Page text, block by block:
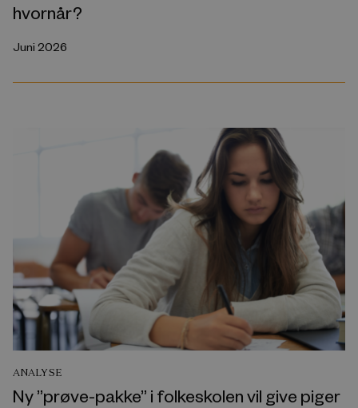
hvornår?
Juni 2026
ANALYSE
Ny ”prøve-pakke” i folkeskolen vil give piger